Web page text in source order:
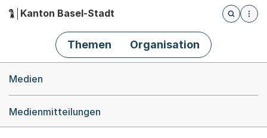
Hauptnavigation
Kanton Basel-Stadt
Öffnet
Themen Organisation
Medien
Medienmitteilungen